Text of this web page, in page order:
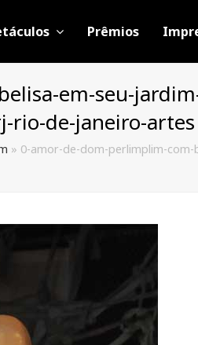
Prêmios
em-seu-
de-janeiro-artes
» 0-amor-de-dom-perlimplim-